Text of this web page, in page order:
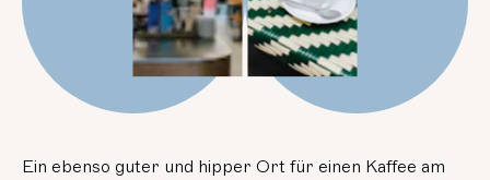
Ein ebenso guter und hipper Ort für einen Kaffee am